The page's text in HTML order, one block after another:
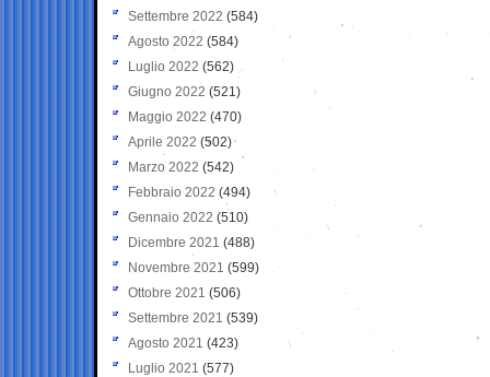
Settembre 2022 (584)
Agosto 2022 (584)
Luglio 2022 (562)
Giugno 2022 (521)
Maggio 2022 (470)
Aprile 2022 (502)
Marzo 2022 (542)
Febbraio 2022 (494)
Gennaio 2022 (510)
Dicembre 2021 (488)
Novembre 2021 (599)
Ottobre 2021 (506)
Settembre 2021 (539)
Agosto 2021 (423)
Luglio 2021 (577)